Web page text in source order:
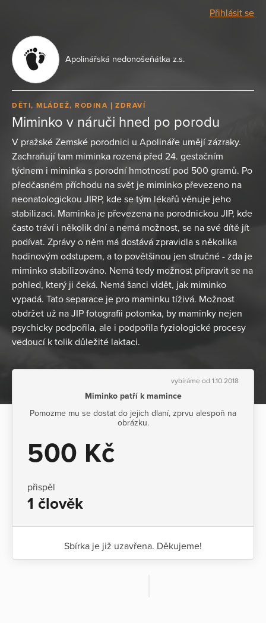
Přihlásit se
Apolinářská nedonošeňátka z.s.
DĚTI, MLÁDEŽ, RODINA ZDRAVÍ
Miminko v náruči hned po porodu
V pražské Zemské porodnici u Apolináře umějí zázraky.
Zachraňují tam miminka rozená před 24. gestačním
týdnem i miminka s porodní hmotností pod 500 gramů. Po
předčasném příchodu na svět je miminko převezeno na
neonatologickou JIRP, kde se tým lékařů věnuje jeho
stabilizaci. Maminka je převezena na porodnickou JIP, kde
často tráví i několik dní a nemá možnost, se na své dítě jít
podívat. Zprávy o něm má dostává zpravidla s několika
hodinovým odstupem, a to povětšinou jen stručné - zda je
miminko stabilizováno. Nemá tedy možnost připravit se na
pohled, který ji čeká. Nemá šanci vidět, jak miminko
vypadá. Tato separace je pro maminku tíživá. Možnost
obdržet už na JIP fotografii potomka, by maminky nejen
psychicky podpořila, ale i podpořila fyziologické procesy
vedoucí k tolik důležité laktaci.
vybíráme od 1.10.2018
Miminko patří k mamince
Pomozme mu se dostat do jejich dlaní, zprvu alespoň na
obrázku.
500 Kč
přispěl
1 člověk
Sbírka je již uzavřena. Děkujeme!